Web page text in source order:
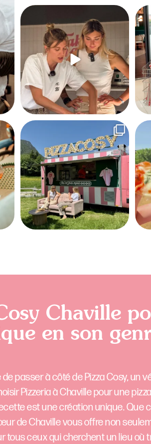
Petit tips de @nouchka.diet pour réussir une ...
496 12
Le
...
Carla et Nouchka ont passé un petit moment
222 9
Chaville
en son
passer à côté de Pizza Cosy, un
Pizzeria à Chaville pour une
est une création unique. Que
de Chaville vous offre non
ceux qui cherchent un lieu où